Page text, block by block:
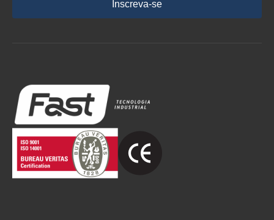
Inscreva-se